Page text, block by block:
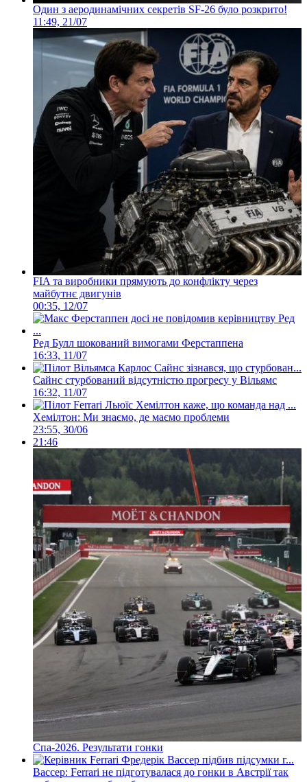
Один з аеродинамічних секретів SF-26 було розкрито!
11:49, 21/07
FIA та виробники прямують до конфлікту через
майбутнє двигунів
00:35, 12/07
Ред Булл шокований вимогами Ферстаппена
16:33, 11/07
Сайнс стурбований відсутністю прогресу у Вільямс
16:32, 11/07
Хемілтон: Ми знаємо, де маємо проблеми
23:55, 30/06
21:46
Спа-2026. Результати гонки
Вассер: Ferrari не підготувалася до гонки в Австрії так